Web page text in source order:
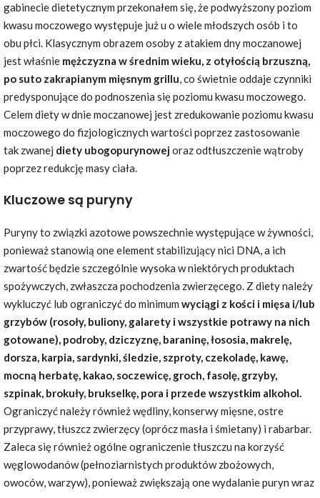
gabinecie dietetycznym przekonałem się, że podwyższony poziom
kwasu moczowego występuje już u o wiele młodszych osób i to
obu płci. Klasycznym obrazem osoby z atakiem dny moczanowej
jest właśnie mężczyzna w średnim wieku, z otyłością brzuszną,
po suto zakrapianym mięsnym grillu, co świetnie oddaje czynniki
predysponujące do podnoszenia się poziomu kwasu moczowego.
Celem diety w dnie moczanowej jest zredukowanie poziomu kwasu
moczowego do fizjologicznych wartości poprzez zastosowanie
tak zwanej diety ubogopurynowejoraz odtłuszczenie wątroby
poprzez redukcję masy ciała.
Kluczowe są puryny
Puryny to związki azotowe powszechnie występujące w żywności,
ponieważ stanowią one element stabilizujący nici DNA, a ich
zwartość będzie szczególnie wysoka w niektórych produktach
spożywczych, zwłaszcza pochodzenia zwierzęcego. Z diety należy
wykluczyć lub ograniczyć do minimum wyciągi z kości i mięsa i/lub
grzybów (rosoły, buliony, galarety i wszystkie potrawy na nich
gotowane), podroby, dziczyznę, baraninę, łososia, makrelę,
dorsza, karpia, sardynki, śledzie, szproty, czekoladę, kawę,
mocną herbatę, kakao, soczewicę, groch, fasolę, grzyby,
szpinak, brokuły, brukselkę, pora i przede wszystkim alkohol.
Ograniczyć należy również wędliny, konserwy mięsne, ostre
przyprawy, tłuszcz zwierzęcy (oprócz masła i śmietany) i rabarbar.
Zaleca się również ogólne ograniczenie tłuszczu na korzyść
węglowodanów (pełnoziarnistych produktów zbożowych,
owoców, warzyw), ponieważ zwiększają one wydalanie puryn wraz